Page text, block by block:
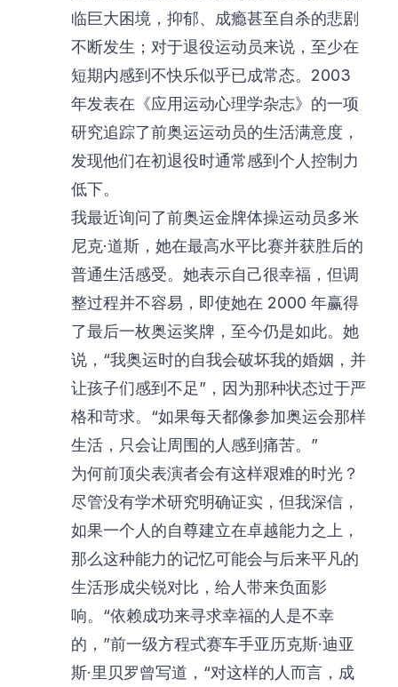
临巨大困境，抑郁、成瘾甚至自杀的悲剧
不断发生；对于退役运动员来说，至少在
短期内感到不快乐似乎已成常态。2003
年发表在《应用运动心理学杂志》的一项
研究追踪了前奥运运动员的生活满意度，
发现他们在初退役时通常感到个人控制力
低下。
我最近询问了前奥运金牌体操运动员多米
尼克·道斯，她在最高水平比赛并获胜后的
普通生活感受。她表示自己很幸福，但调
整过程并不容易，即使她在 2000 年赢得
了最后一枚奥运奖牌，至今仍是如此。她
说，“我奥运时的自我会破坏我的婚姻，并
让孩子们感到不足”，因为那种状态过于严
格和苛求。“如果每天都像参加奥运会那样
生活，只会让周围的人感到痛苦。”
为何前顶尖表演者会有这样艰难的时光？
尽管没有学术研究明确证实，但我深信，
如果一个人的自尊建立在卓越能力之上，
那么这种能力的记忆可能会与后来平凡的
生活形成尖锐对比，给人带来负面影
响。“依赖成功来寻求幸福的人是不幸
的，”前一级方程式赛车手亚历克斯·迪亚
斯·里贝罗曾写道，“对这样的人而言，成